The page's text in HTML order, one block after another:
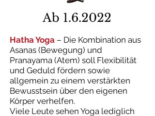
Ab 1.6.2022
Hatha Yoga – Die Kombination aus
Asanas (Bewegung) und
Pranayama (Atem) soll Flexibilität
und Geduld fördern sowie
allgemein zu einem verstärkten
Bewusstsein über den eigenen
Körper verhelfen.
Viele Leute sehen Yoga lediglich